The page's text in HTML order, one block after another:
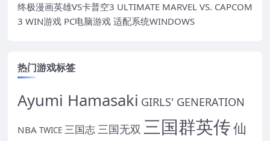
终极漫画英雄VS卡普空3 ULTIMATE MARVEL VS. CAPCOM
3 WIN游戏 PC电脑游戏 适配系统WINDOWS
热门游戏标签
Ayumi Hamasaki GIRLS' GENERATION
NBA TWICE 三国志三国无双 三国群英传仙